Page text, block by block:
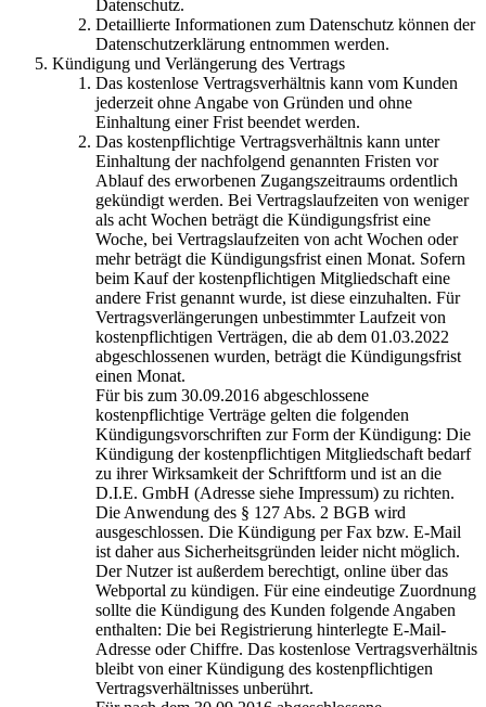
Datenschutz.
Detaillierte Informationen zum Datenschutz können der
Datenschutzerklärung entnommen werden.
Kündigung und Verlängerung des Vertrags
Das kostenlose Vertragsverhältnis kann vom Kunden
jederzeit ohne Angabe von Gründen und ohne
Einhaltung einer Frist beendet werden.
Das kostenpflichtige Vertragsverhältnis kann unter
Einhaltung der nachfolgend genannten Fristen vor
Ablauf des erworbenen Zugangszeitraums ordentlich
gekündigt werden. Bei Vertragslaufzeiten von weniger
als acht Wochen beträgt die Kündigungsfrist eine
Woche, bei Vertragslaufzeiten von acht Wochen oder
mehr beträgt die Kündigungsfrist einen Monat. Sofern
beim Kauf der kostenpflichtigen Mitgliedschaft eine
andere Frist genannt wurde, ist diese einzuhalten. Für
Vertragsverlängerungen unbestimmter Laufzeit von
kostenpflichtigen Verträgen, die ab dem 01.03.2022
abgeschlossenen wurden, beträgt die Kündigungsfrist
einen Monat.
Für bis zum 30.09.2016 abgeschlossene
kostenpflichtige Verträge gelten die folgenden
Kündigungsvorschriften zur Form der Kündigung: Die
Kündigung der kostenpflichtigen Mitgliedschaft bedarf
zu ihrer Wirksamkeit der Schriftform und ist an die
D.I.E. GmbH (Adresse siehe Impressum) zu richten.
Die Anwendung des § 127 Abs. 2 BGB wird
ausgeschlossen. Die Kündigung per Fax bzw. E-Mail
ist daher aus Sicherheitsgründen leider nicht möglich.
Der Nutzer ist außerdem berechtigt, online über das
Webportal zu kündigen. Für eine eindeutige Zuordnung
sollte die Kündigung des Kunden folgende Angaben
enthalten: Die bei Registrierung hinterlegte E-Mail-
Adresse oder Chiffre. Das kostenlose Vertragsverhältnis
bleibt von einer Kündigung des kostenpflichtigen
Vertragsverhältnisses unberührt.